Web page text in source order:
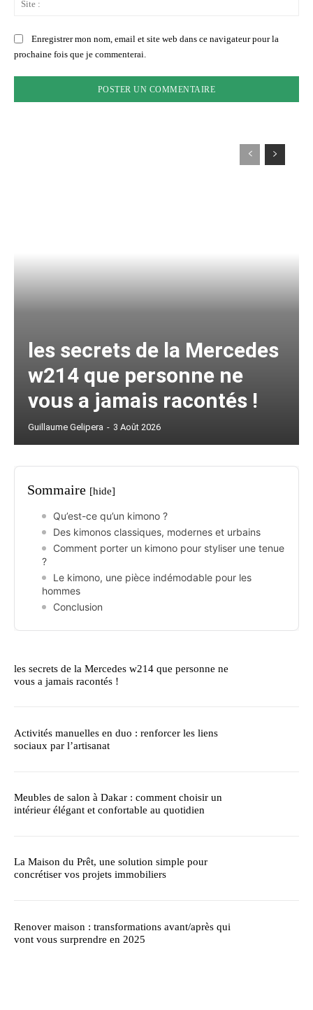
Enregistrer mon nom, email et site web dans ce navigateur pour la
prochaine fois que je commenterai.
les secrets de la Mercedes
w214 que personne ne
vous a jamais racontés !
Guillaume Gelipera - 3 Août 2026
Sommaire [hide]
Qu’est-ce qu’un kimono ?
Des kimonos classiques, modernes et urbains
Comment porter un kimono pour styliser une tenue
?
Le kimono, une pièce indémodable pour les
hommes
Conclusion
les secrets de la Mercedes w214 que personne ne
vous a jamais racontés !
Activités manuelles en duo : renforcer les liens
sociaux par l’artisanat
Meubles de salon à Dakar : comment choisir un
intérieur élégant et confortable au quotidien
La Maison du Prêt, une solution simple pour
concrétiser vos projets immobiliers
Renover maison : transformations avant/après qui
vont vous surprendre en 2025